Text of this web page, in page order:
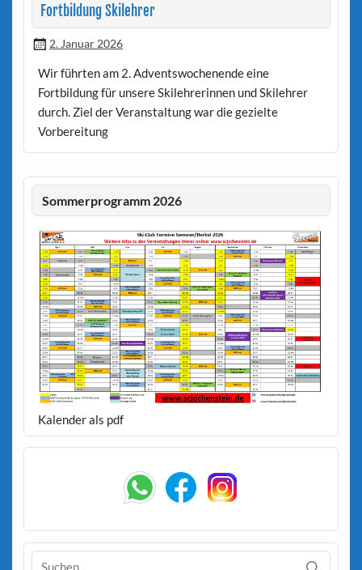
Fortbildung Skilehrer
2. Januar 2026
Wir führten am 2. Adventswochenende eine
Fortbildung für unsere Skilehrerinnen und Skilehrer
durch. Ziel der Veranstaltung war die gezielte
Vorbereitung
Sommerprogramm 2026
Kalender als pdf